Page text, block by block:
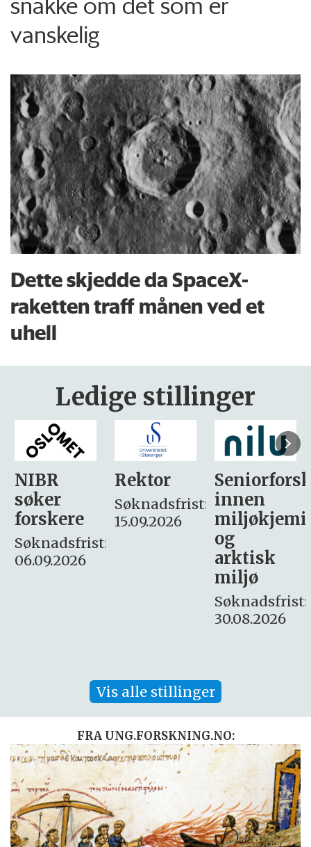
vanskelig
Dette skjedde da SpaceX-
raketten traff månen ved et
uhell
Ledige stillinger
Rektor
Søknadsfrist:
15.09.2026
Seniorforsker
innen
miljøkjemi
søker
– fast
Søknadsfrist:
16. august.
Vis alle stillinger
FRA UNG.FORSKNING.NO: